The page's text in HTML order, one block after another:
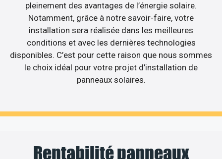
pleinement des avantages de l’énergie solaire.
Notamment, grâce à notre savoir-faire, votre
installation sera réalisée dans les meilleures
conditions et avec les dernières technologies
disponibles. C’est pour cette raison que nous sommes
le choix idéal pour votre projet d’installation de
panneaux solaires.
Rentabilité panneaux